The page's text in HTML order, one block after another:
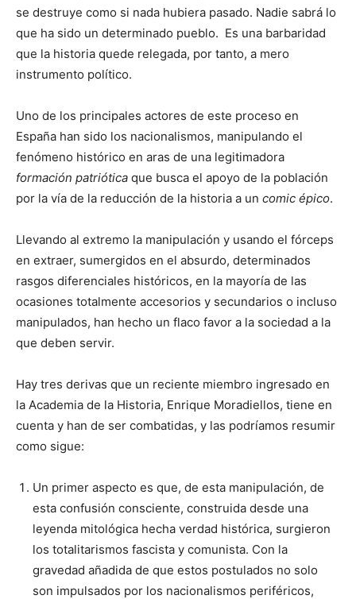
se destruye como si nada hubiera pasado. Nadie sabrá lo
que ha sido un determinado pueblo. Es una barbaridad
que la historia quede relegada, por tanto, a mero
instrumento político.
Uno de los principales actores de este proceso en
España han sido los nacionalismos, manipulando el
fenómeno histórico en aras de una legitimadora
formación patriótica que busca el apoyo de la población
por la vía de la reducción de la historia a un comic épico.
Llevando al extremo la manipulación y usando el fórceps
en extraer, sumergidos en el absurdo, determinados
rasgos diferenciales históricos, en la mayoría de las
ocasiones totalmente accesorios y secundarios o incluso
manipulados, han hecho un flaco favor a la sociedad a la
que deben servir.
Hay tres derivas que un reciente miembro ingresado en
la Academia de la Historia, Enrique Moradiellos, tiene en
cuenta y han de ser combatidas, y las podríamos resumir
como sigue:
Un primer aspecto es que, de esta manipulación, de
esta confusión consciente, construida desde una
leyenda mitológica hecha verdad histórica, surgieron
los totalitarismos fascista y comunista. Con la
gravedad añadida de que estos postulados no solo
son impulsados por los nacionalismos periféricos,